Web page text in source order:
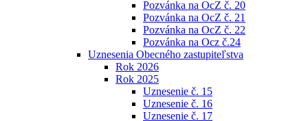
Pozvánka na OcZ č. 20
Pozvánka na OcZ č. 21
Pozvánka na OcZ č. 22
Pozvánka na Ocz č.24
Uznesenia Obecného zastupiteľstva
Rok 2026
Rok 2025
Uznesenie č. 15
Uznesenie č. 16
Uznesenie č. 17